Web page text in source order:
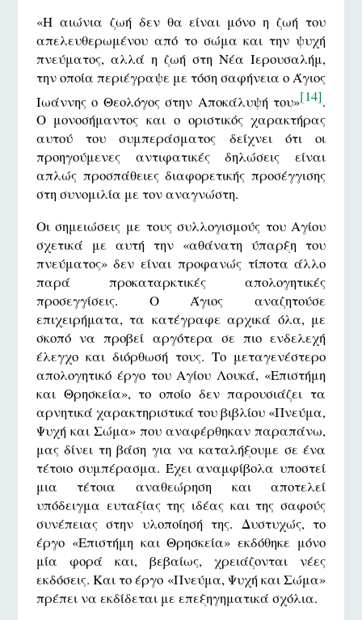
«Η αιώνια ζωή δεν θα είναι μόνο η ζωή του
απελευθερωμένου από το σώμα και την ψυχή
πνεύματος, αλλά η ζωή στη Νέα Ιερουσαλήμ,
την οποία περιέγραψε με τόση σαφήνεια ο Άγιος
Ιωάννης ο Θεολόγος στην Αποκάλυψή του»[14].
Ο μονοσήμαντος και ο οριστικός χαρακτήρας
αυτού του συμπεράσματος δείχνει ότι οι
προηγούμενες αντιφατικές δηλώσεις είναι
απλώς προσπάθειες διαφορετικής προσέγγισης
στη συνομιλία με τον αναγνώστη.
Οι σημειώσεις με τους συλλογισμούς του Αγίου
σχετικά με αυτή την «αθάνατη ύπαρξη του
πνεύματος» δεν είναι προφανώς τίποτα άλλο
παρά προκαταρκτικές απολογητικές
προσεγγίσεις. Ο Άγιος αναζητούσε
επιχειρήματα, τα κατέγραφε αρχικά όλα, με
σκοπό να προβεί αργότερα σε πιο ενδελεχή
έλεγχο και διόρθωσή τους. Το μεταγενέστερο
απολογητικό έργο του Αγίου Λουκά, «Επιστήμη
και Θρησκεία», το οποίο δεν παρουσιάζει τα
αρνητικά χαρακτηριστικά του βιβλίου «Πνεύμα,
Ψυχή και Σώμα» που αναφέρθηκαν παραπάνω,
μας δίνει τη βάση για να καταλήξουμε σε ένα
τέτοιο συμπέρασμα. Έχει αναμφίβολα υποστεί
μια τέτοια αναθεώρηση και αποτελεί
υπόδειγμα ευταξίας της ιδέας και της σαφούς
συνέπειας στην υλοποίησή της. Δυστυχώς, το
έργο «Επιστήμη και Θρησκεία» εκδόθηκε μόνο
μία φορά και, βεβαίως, χρειάζονται νέες
εκδόσεις. Και το έργο «Πνεύμα, Ψυχή και Σώμα»
πρέπει να εκδίδεται με επεξηγηματικά σχόλια.